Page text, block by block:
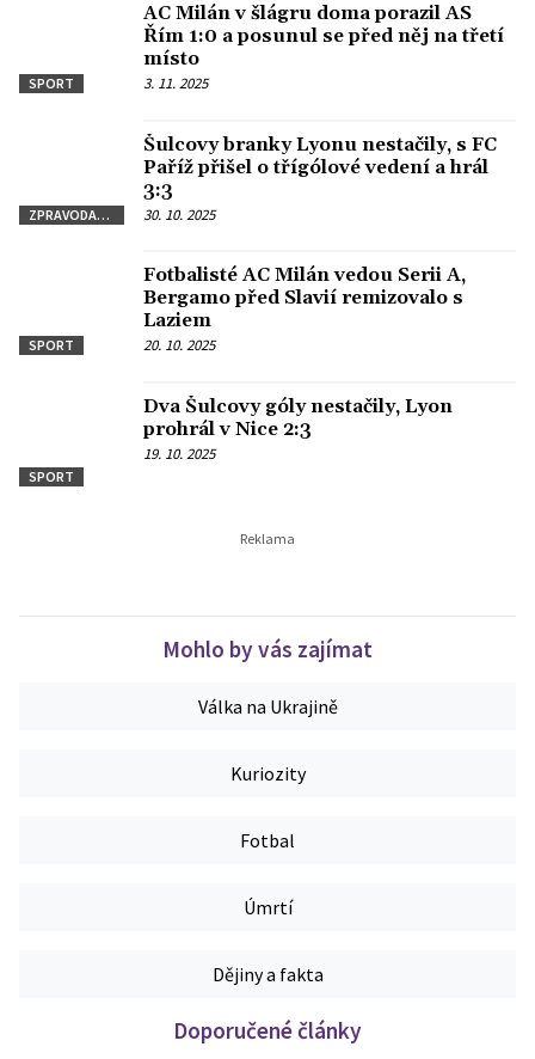
SPORT
AC Milán v šlágru doma porazil AS
Řím 1:0 a posunul se před něj na třetí
místo
3. 11. 2025
ZPRAVODAJSTVÍ
Šulcovy branky Lyonu nestačily, s FC
Paříž přišel o třígólové vedení a hrál
3:3
30. 10. 2025
SPORT
Fotbalisté AC Milán vedou Serii A,
Bergamo před Slavií remizovalo s
Laziem
20. 10. 2025
SPORT
Dva Šulcovy góly nestačily, Lyon
prohrál v Nice 2:3
19. 10. 2025
Mohlo by vás zajímat
Válka na Ukrajině
Kuriozity
Fotbal
Úmrtí
Dějiny a fakta
Doporučené články